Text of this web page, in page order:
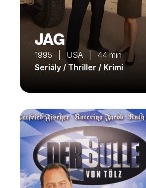
JAG
1995 | USA | 44 min
Seriály / Thriller / Krimi